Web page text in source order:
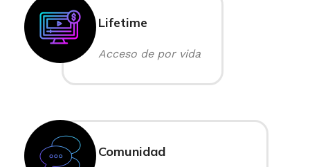
Lifetime
Acceso de por vida
Comunidad